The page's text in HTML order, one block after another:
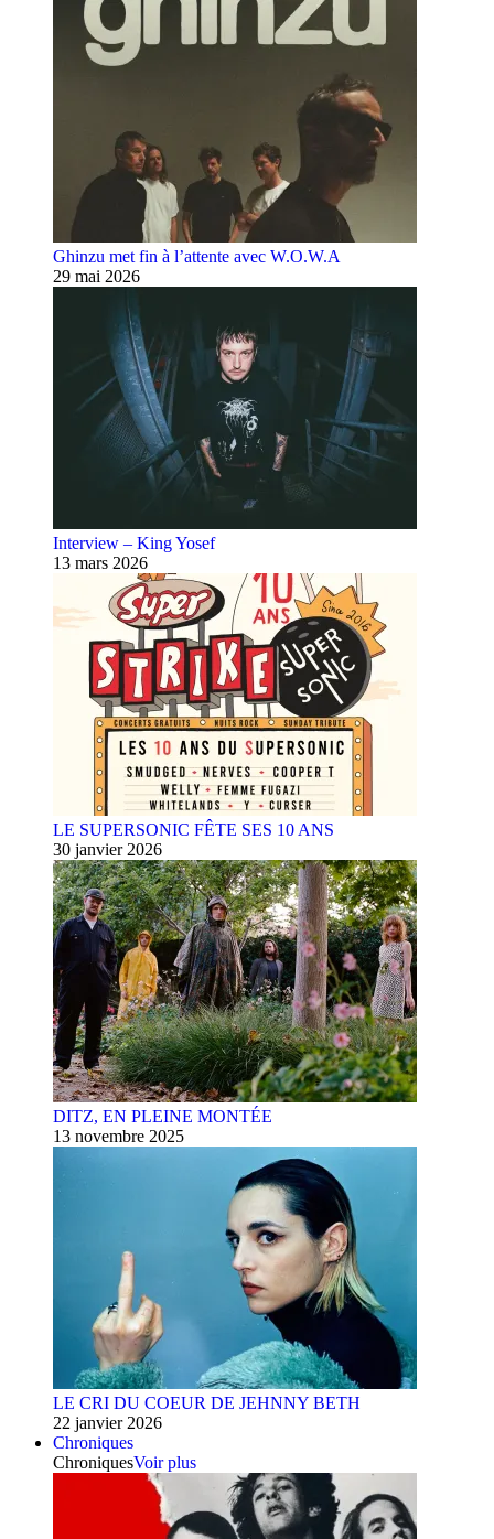
Ghinzu met fin à l’attente avec W.O.W.A
29 mai 2026
Interview – King Yosef
13 mars 2026
LE SUPERSONIC FÊTE SES 10 ANS
30 janvier 2026
DITZ, EN PLEINE MONTÉE
13 novembre 2025
LE CRI DU COEUR DE JEHNNY BETH
22 janvier 2026
Chroniques
ChroniquesVoir plus